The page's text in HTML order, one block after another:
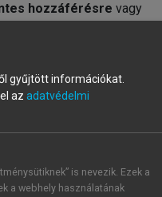
hozzáférésre vagy
új fiókot.
automatikusan
gyűjtött információkat.
az adatvédelmi
is nevezik. Ezek a
a webhely használatának